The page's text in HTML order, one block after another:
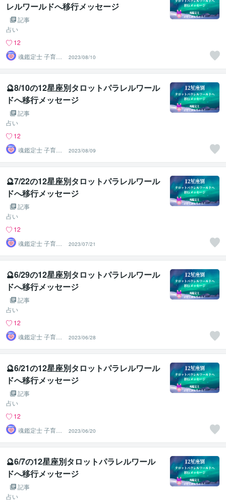
レルワールドへ移行メッセージ
記事
占い
12
魂鑑定士 子育て
かぁちゃん！
2023/08/10
🔮8/10の12星座別タロットパラレルワール
ドへ移行メッセージ
記事
占い
12
魂鑑定士 子育て
かぁちゃん！
2023/08/09
🔮7/22の12星座別タロットパラレルワール
ドへ移行メッセージ
記事
占い
12
魂鑑定士 子育て
かぁちゃん！
2023/07/21
🔮6/29の12星座別タロットパラレルワール
ドへ移行メッセージ
記事
占い
12
魂鑑定士 子育て
かぁちゃん！
2023/06/28
🔮6/21の12星座別タロットパラレルワール
ドへ移行メッセージ
記事
占い
12
魂鑑定士 子育て
かぁちゃん！
2023/06/20
🔮6/7の12星座別タロットパラレルワール
ドへ移行メッセージ
記事
占い